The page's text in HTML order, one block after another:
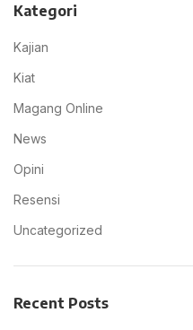
Kategori
Kajian
Kiat
Magang Online
News
Opini
Resensi
Uncategorized
Recent Posts